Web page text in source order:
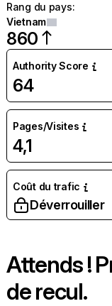
Rang du pays:
Vietnam
860
Authority Score
64
Pages/Visites
4,1
Coût du trafic
Déverrouiller
Attends !
de recul.